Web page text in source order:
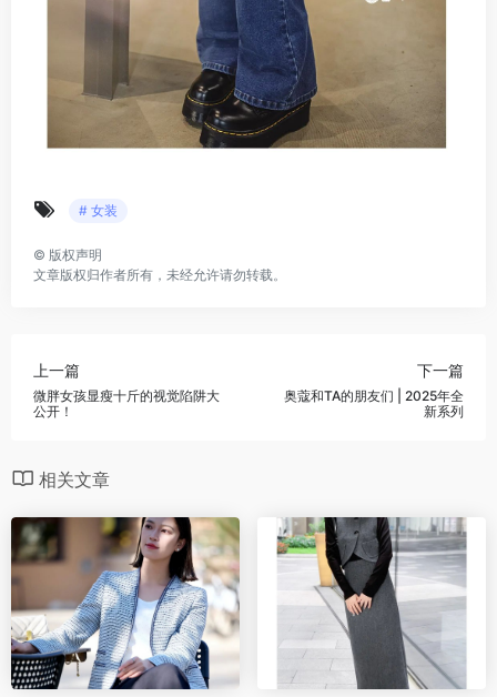
# 女装
© 版权声明
文章版权归作者所有，未经允许请勿转载。
上一篇
微胖女孩显瘦十斤的视觉陷阱大
公开！
下一篇
奥蔻和TA的朋友们 | 2025年全
新系列
相关文章